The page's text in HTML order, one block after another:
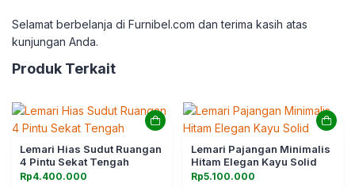
Selamat berbelanja di Furnibel.com dan terima kasih atas
kunjungan Anda.
Produk Terkait
Lemari Hias Sudut Ruangan
4 Pintu Sekat Tengah
Rp4.400.000
Lemari Pajangan Minimalis
Hitam Elegan Kayu Solid
Rp5.100.000